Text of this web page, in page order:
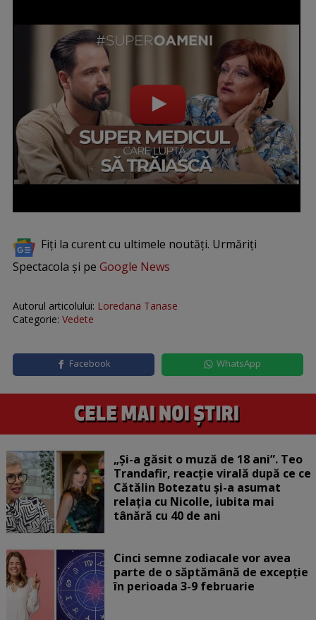
Fiți la curent cu ultimele noutăți. Urmăriți
Spectacola și pe Google News
Autorul articolului: Loredana Tanase
Categorie: Vedete
Facebook WhatsApp
„Și-a găsit o muză de 18 ani”. Teo
Trandafir, reacție virală după ce ce
Cătălin Botezatu și-a asumat
relația cu Nicolle, iubita mai
tânără cu 40 de ani
Cinci semne zodiacale vor avea
parte de o săptămână de excepție
în perioada 3-9 februarie